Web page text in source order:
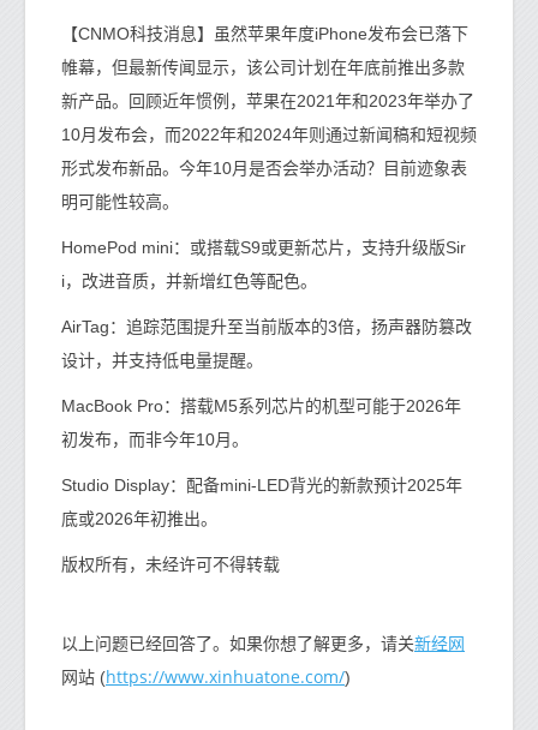
【CNMO科技消息】虽然苹果年度iPhone发布会已落下
帷幕，但最新传闻显示，该公司计划在年底前推出多款
新产品。回顾近年惯例，苹果在2021年和2023年举办了
10月发布会，而2022年和2024年则通过新闻稿和短视频
形式发布新品。今年10月是否会举办活动？目前迹象表
明可能性较高。
HomePod mini：或搭载S9或更新芯片，支持升级版Sir
i，改进音质，并新增红色等配色。
AirTag：追踪范围提升至当前版本的3倍，扬声器防篡改
设计，并支持低电量提醒。
MacBook Pro：搭载M5系列芯片的机型可能于2026年
初发布，而非今年10月。
Studio Display：配备mini-LED背光的新款预计2025年
底或2026年初推出。
版权所有，未经许可不得转载
以上问题已经回答了。如果你想了解更多，请关新经网
网站 (https://www.xinhuatone.com/)